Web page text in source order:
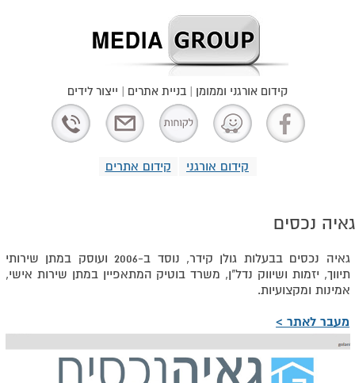
קידום אורגני קידום אתרים
קידום אורגני וממומן | בניית אתרים | ייצור לידים
גאיה נכסים
גאיה נכסים בבעלות גולן קידר, נוסד ב-2006 ועוסק במתן שירותי
תיווך, יזמות ושיווק נדל"ן, משרד בוטיק המתאפיין במתן שירות אישי,
אמינות ומקצועיות.
מעבר לאתר >